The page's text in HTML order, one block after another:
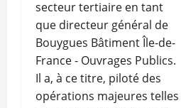
secteur tertiaire en tant
que directeur général de
Bouygues Bâtiment Île-de-
France - Ouvrages Publics.
Il a, à ce titre, piloté des
opérations majeures telles